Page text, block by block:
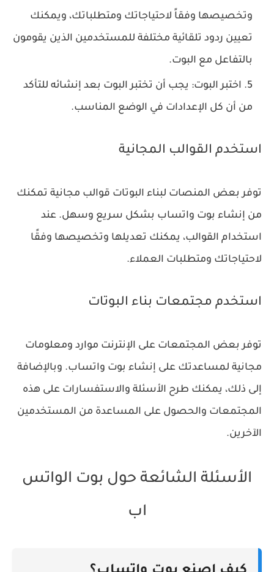
وتخصيصها وفقاً لاحتياجاتك ومتطلباتك، ويمكنك
تعيين ردود تلقائية مختلفة للمستخدمين الذين يقومون
بالتفاعل مع البوت.
اختبر البوت: يجب أن تختبر البوت بعد إنشائه للتأكد
من أن كل الإعدادات في الوضع المناسب.
استخدم القوالب المجانية
توفر بعض المنصات لبناء البوتات قوالب مجانية تمكنك
من إنشاء بوت واتساب بشكل سريع وسهل. عند
استخدام القوالب، يمكنك تعديلها وتخصيصها وفقًا
لاحتياجاتك ومتطلبات العملاء.
استخدم مجتمعات بناء البوتات
توفر بعض المجتمعات على الإنترنت موارد ومعلومات
مجانية لمساعدتك على إنشاء بوت واتساب. وبالإضافة
إلى ذلك، يمكنك طرح الأسئلة والاستفسارات على هذه
المجتمعات والحصول على المساعدة من المستخدمين
الآخرين.
الأسئلة الشائعة حول بوت الواتس
اب